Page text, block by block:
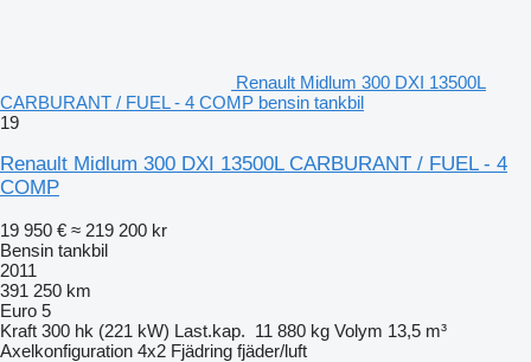
Renault Midlum 300 DXI 13500L
CARBURANT / FUEL - 4 COMP bensin tankbil
19
Renault Midlum 300 DXI 13500L CARBURANT / FUEL - 4
COMP
19 950 € ≈ 219 200 kr
Bensin tankbil
2011
391 250 km
Euro 5
Kraft 300 hk (221 kW) Last.kap. 11 880 kg Volym 13,5 m³
Axelkonfiguration 4x2 Fjädring fjäder/luft